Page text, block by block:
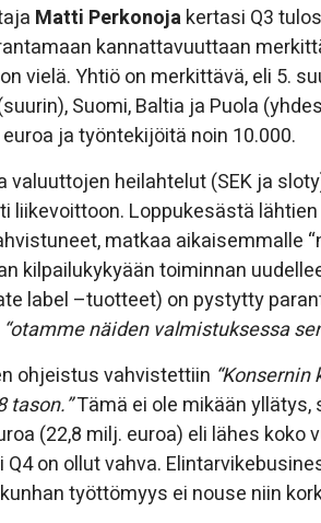
Matti Perkonojakertasi Q3
kannattavuuttaan
vielä. Yhtiö on merkittävä, eli 5.
Suomi, Baltia ja Puola
ja työntekijöitä noin 10.000.
valuuttojen heilahtelut (SEK ja
liikevoittoon. Loppukesästä
matkaa aikaisemmalle
kilpailukykyään toiminnan
label –tuotteet) on pystytty
“otamme näiden valmistuksessa
ohjeistus vahvistettiin
tason.”Tämä ei ole mikään
(22,8 milj. euroa) eli lähes koko
Q4 on ollut vahva.
työttömyys ei nouse niin